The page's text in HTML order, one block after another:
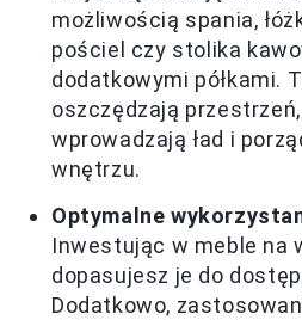
możliwością spania,
pościel czy stolika
dodatkowymi półkami.
oszczędzają
wprowadzają ład i
wnętrzu.
Optymalne
Inwestując w meble na
dopasujesz je do
Dodatkowo,